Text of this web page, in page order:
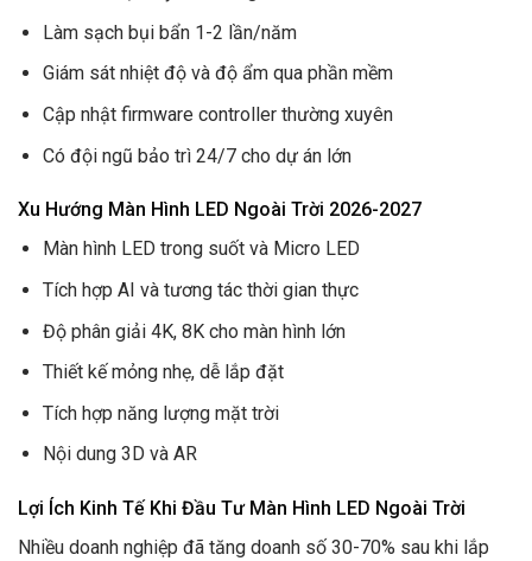
Làm sạch bụi bẩn 1-2 lần/năm
Giám sát nhiệt độ và độ ẩm qua phần mềm
Cập nhật firmware controller thường xuyên
Có đội ngũ bảo trì 24/7 cho dự án lớn
Xu Hướng Màn Hình LED Ngoài Trời 2026-2027
Màn hình LED trong suốt và Micro LED
Tích hợp AI và tương tác thời gian thực
Độ phân giải 4K, 8K cho màn hình lớn
Thiết kế mỏng nhẹ, dễ lắp đặt
Tích hợp năng lượng mặt trời
Nội dung 3D và AR
Lợi Ích Kinh Tế Khi Đầu Tư Màn Hình LED Ngoài Trời
Nhiều doanh nghiệp đã tăng doanh số 30-70% sau khi lắp